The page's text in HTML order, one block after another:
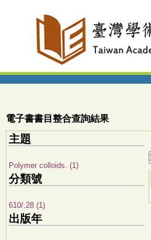
電子書書目整合查詢結果
主題
Polymer colloids. (1)
分類號
610/.28 (1)
出版年